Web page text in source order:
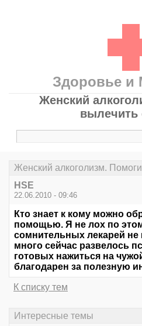
Здоровье и
Женский
вылечить
Женский алкоголизм.
HSE
22.06.2010 - 09:46
Кто знает к кому можно
помощью. Я не лох по
сомнительных лекарей не
много сейчас развелось
готовых нажиться на
благодарен за полезную
К списку тем
Интересные темы